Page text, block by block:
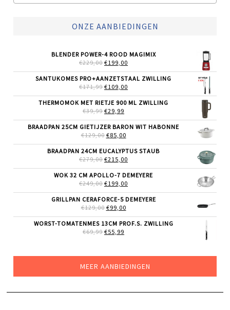
ONZE AANBIEDINGEN
BLENDER POWER-4 ROOD MAGIMIX
€229,00 OORSPRONKELIJKE
WAS:
€229,00.
€199,00
IS:
SANTUKOMES PRO+AANZETSTAAL ZWILLING
€171,99 OORSPRONKELIJKE
WAS:
€171,99.
€109,00
IS:
THERMOMOK MET RIETJE 900 ML ZWILLING
€39,99 OORSPRONKELIJKE
WAS:
€39,99.
€29,99
IS:
€29,99.
BRAADPAN 25CM GIETIJZER BARON WIT HABONNE
€129,00 OORSPRONKELIJKE
WAS:
€129,00.
€85,00HUIDIGE
IS:
€85,00.
BRAADPAN 24CM EUCALYPTUS STAUB
€279,00 OORSPRONKELIJKE
WAS:
€279,00.
€215,00
IS:
WOK 32 CM APOLLO-7 DEMEYERE
€249,00 OORSPRONKELIJKE
WAS:
€249,00.
€199,00
IS:
GRILLPAN CERAFORCE-5 DEMEYERE
€129,00 OORSPRONKELIJKE
WAS:
€129,00.
€99,00HUIDIGE
IS:
WORST-TOMATENMES 13CM PROF.S. ZWILLING
€69,99 OORSPRONKELIJKE
€55,99
MEER AANBIEDINGEN